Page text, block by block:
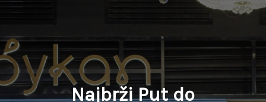
Najbrži Put do